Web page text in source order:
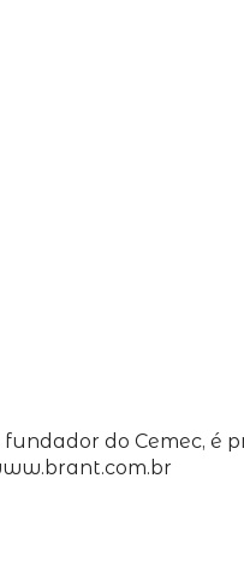
do Cemec, é